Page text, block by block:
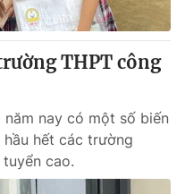
nếu không có sự chấp
khi phát hành lại
THPT công
năm nay có một số biến
hết các trường
cao.